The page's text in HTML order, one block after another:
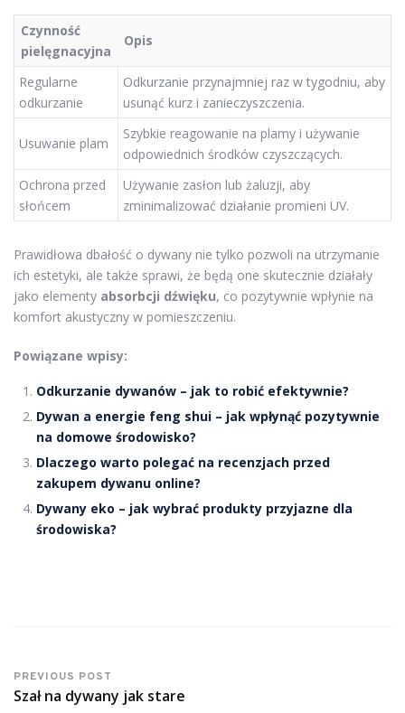
Czynność
pielęgnacyjna
Opis
Regularne
odkurzanie
Odkurzanie przynajmniej raz w tygodniu, aby
usunąć kurz i zanieczyszczenia.
Usuwanie plam
Szybkie reagowanie na plamy i używanie
odpowiednich środków czyszczących.
Ochrona przed
słońcem
Używanie zasłon lub żaluzji, aby
zminimalizować działanie promieni UV.
Prawidłowa dbałość o dywany nie tylko pozwoli na utrzymanie
ich estetyki, ale także sprawi, że będą one skutecznie działały
jako elementy absorbcji dźwięku, co pozytywnie wpłynie na
komfort akustyczny w pomieszczeniu.
Powiązane wpisy:
Odkurzanie dywanów – jak to robić efektywnie?
Dywan a energie feng shui – jak wpłynąć pozytywnie
na domowe środowisko?
Dlaczego warto polegać na recenzjach przed
zakupem dywanu online?
Dywany eko – jak wybrać produkty przyjazne dla
środowiska?
PREVIOUS POST
Szał na dywany jak stare